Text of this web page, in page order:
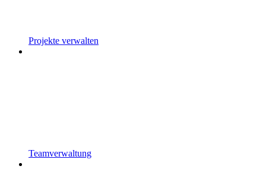
Projekte verwalten
Teamverwaltung